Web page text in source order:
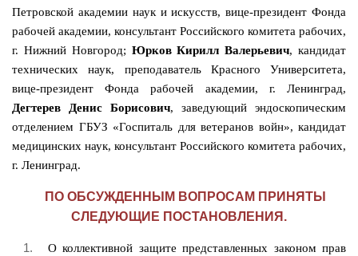
Петровской академии наук и искусств, вице-президент Фонда
рабочей академии, консультант Российского комитета рабочих,
г. Нижний Новгород; Юрков Кирилл Валерьевич, кандидат
технических наук, преподаватель Красного Университета,
вице-президент Фонда рабочей академии, г. Ленинград,
Дегтерев Денис Борисович, заведующий эндоскопическим
отделением ГБУЗ «Госпиталь для ветеранов войн», кандидат
медицинских наук, консультант Российского комитета рабочих,
г. Ленинград.
ПО ОБСУЖДЕННЫМ ВОПРОСАМ ПРИНЯТЫ
СЛЕДУЮЩИЕ ПОСТАНОВЛЕНИЯ.
О коллективной защите представленных законом прав